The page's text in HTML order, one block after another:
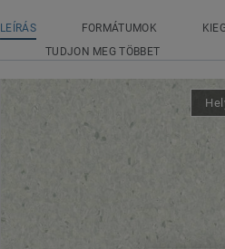
LEÍRÁS FORMÁTUMOK
TUDJON MEG TÖBBET